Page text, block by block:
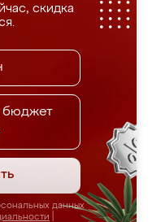
скидка
данных